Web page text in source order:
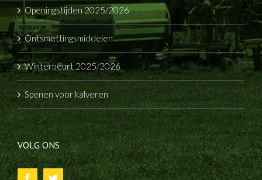
Openingstijden 2025/2026
Ontsmettingsmiddelen
Winterbeurt 2025/2026
Spenen voor kalveren
VOLG ONS